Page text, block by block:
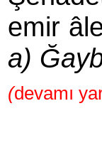
emir
a)
(devamı